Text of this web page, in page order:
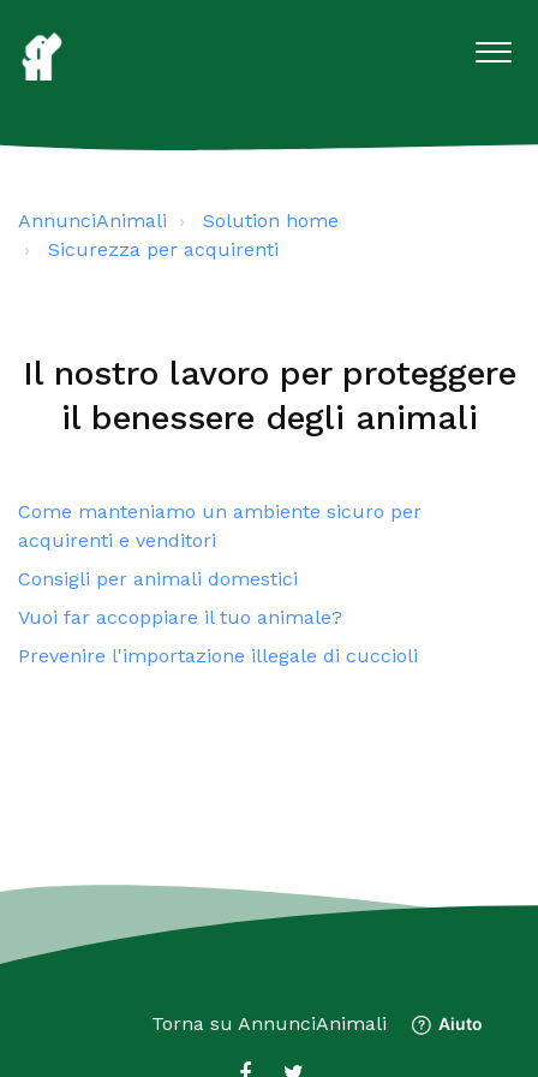
AnnunciAnimali
Solution home
Sicurezza per acquirenti
Il nostro lavoro per proteggere
il benessere degli animali
Come manteniamo un ambiente sicuro per
acquirenti e venditori
Consigli per animali domestici
Vuoi far accoppiare il tuo animale?
Prevenire l'importazione illegale di cuccioli
Torna su AnnunciAnimali